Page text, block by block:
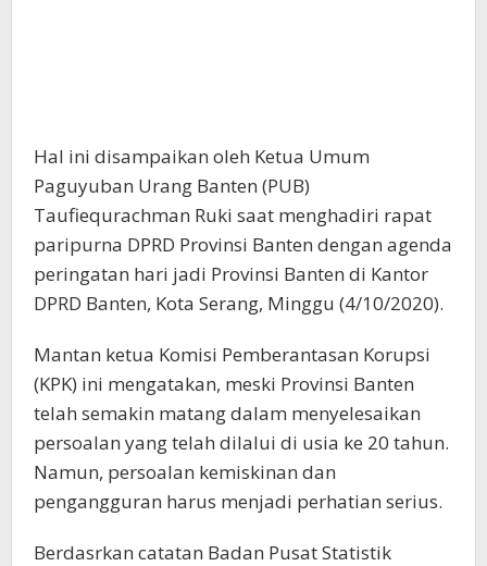
Hal ini disampaikan oleh Ketua Umum
Paguyuban Urang Banten (PUB)
Taufiequrachman Ruki saat menghadiri rapat
paripurna DPRD Provinsi Banten dengan agenda
peringatan hari jadi Provinsi Banten di Kantor
DPRD Banten, Kota Serang, Minggu (4/10/2020).
Mantan ketua Komisi Pemberantasan Korupsi
(KPK) ini mengatakan, meski Provinsi Banten
telah semakin matang dalam menyelesaikan
persoalan yang telah dilalui di usia ke 20 tahun.
Namun, persoalan kemiskinan dan
pengangguran harus menjadi perhatian serius.
Berdasrkan catatan Badan Pusat Statistik